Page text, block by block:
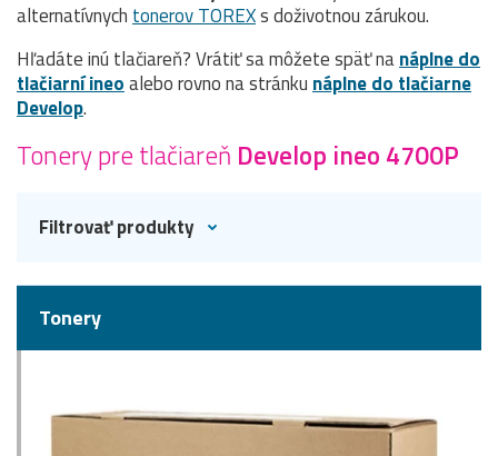
alternatívnychtonerov TOREXs doživotnou zárukou.
Hľadáte inú tlačiareň? Vrátiť sa môžete späť nanáplne do
tlačiarní ineoalebo rovno na stránkunáplne do tlačiarne
Develop.
Tonery pre tlačiareň Develop ineo 4700P
Filtrovať produkty
Tonery